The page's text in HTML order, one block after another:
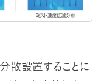
散設置することに